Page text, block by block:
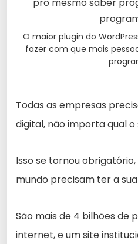
O maior plugin do
fazer com que mais
Todas as empresas
digital, não importa qual
Isso se tornou
mundo precisam ter a
São mais de 4 bilhões de
internet, e um site